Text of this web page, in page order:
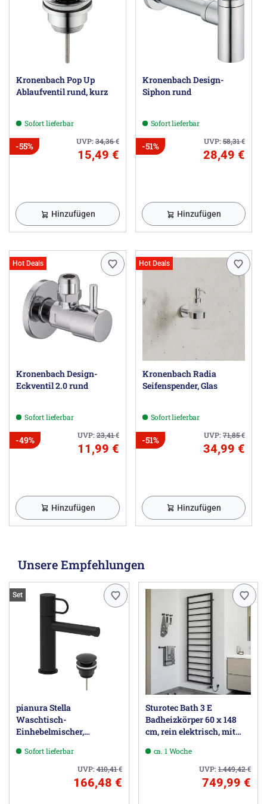
Kronenbach Pop Up
Ablaufventil rund, kurz
Sofort lieferbar
UVP:34,36€
-55%
15,49 €
Hinzufügen
Kronenbach Design-
Siphon rund
Sofort lieferbar
UVP:58,31€
-51%
28,49 €
Hinzufügen
Hot Deals
Kronenbach Design-
Eckventil 2.0 rund
Sofort lieferbar
UVP:23,41€
-49%
11,99 €
Hinzufügen
Hot Deals
Kronenbach Radia
Seifenspender, Glas
Sofort lieferbar
UVP:71,85€
-51%
34,99 €
Hinzufügen
Unsere Empfehlungen
Set
pianura Stella
Waschtisch-
Einhebelmischer,
Up Ablaufventil
Sofort lieferbar
UVP:410,41€
166,48 €
Sturotec Bath 3 E
Badheizkörper 60 x 148
cm, rein elektrisch, mit
ca. 1 Woche
UVP:1.449,42€
749,99 €